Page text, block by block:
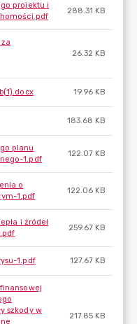
projektu i
288.31 KB
26.32 KB
19.96 KB
183.68 KB
planu
1.pdf
122.07 KB
o
1.pdf
122.06 KB
i źródeł
259.67 KB
1.pdf 127.67 KB
szkody w
217.85 KB